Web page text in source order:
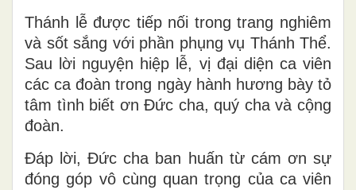
Thánh lễ được tiếp nối trong trang nghiêm
và sốt sắng với phần phụng vụ Thánh Thể.
Sau lời nguyện hiệp lễ, vị đại diện ca viên
các ca đoàn trong ngày hành hương bày tỏ
tâm tình biết ơn Đức cha, quý cha và cộng
đoàn.
Đáp lời, Đức cha ban huấn từ cám ơn sự
đóng góp vô cùng quan trọng của ca viên